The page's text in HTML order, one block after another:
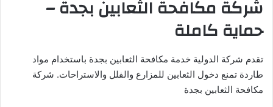
شركة مكافحة الثعابين بجدة –
حماية كاملة
تقدم شركة الدولية خدمة مكافحة الثعابين بجدة باستخدام مواد
طاردة تمنع دخول الثعابين للمزارع والفلل والاستراحات. شركة
مكافحة الثعابين بجدة